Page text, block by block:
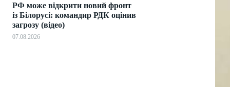
РФ може відкрити новий фронт
із Білорусі: командир РДК оцінив
загрозу (відео)
07.08.2026